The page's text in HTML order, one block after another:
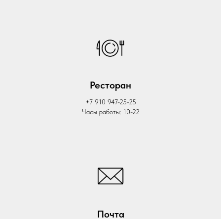
Ресторан
+7 910 947-25-25
Часы работы: 10-22
Почта